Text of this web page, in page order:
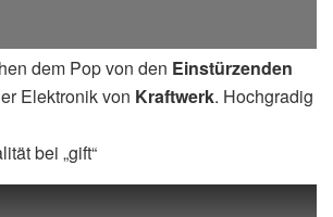
dem Pop von den Einstürzenden
Elektronik von Kraftwerk. Hochgradig
bei „gift“